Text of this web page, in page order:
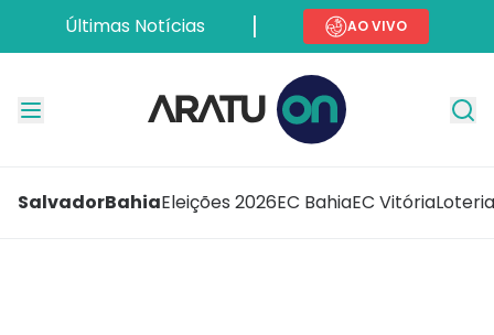
Últimas Notícias AO VIVO
SalvadorBahiaEleições 2026EC BahiaEC Vitória